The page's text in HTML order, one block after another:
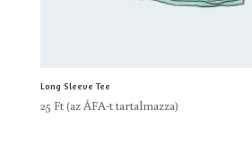
Long Sleeve Tee
25 Ft(az ÁFA-t tartalmazza)